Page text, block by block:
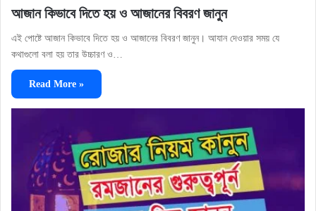
আজান কিভাবে দিতে হয় ও আজানের বিবরণ জানুন
এই পোষ্টে আজান কিভাবে দিতে হয় ও আজানের বিবরণ জানুন। আযান দেওয়ার সময় যে
কথাগুলো বলা হয় তার উচ্চারণ ও…
Read More »